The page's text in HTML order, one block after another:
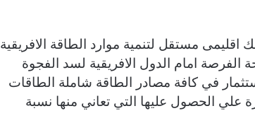
مستقل لتنمية موارد الطاقة الافريقية
اتاحة الفرصة امام الدول الافريقية لسد الفجوة
في كافة مصادر الطاقة شاملة الطاقات
علي الحصول عليها التي تعاني منها نسبة